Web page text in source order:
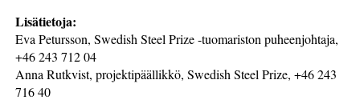
Lisätietoja:
Eva Petursson, Swedish Steel Prize -tuomariston puheenjohtaja,
+46 243 712 04
Anna Rutkvist, projektipäällikkö, Swedish Steel Prize, +46 243
716 40